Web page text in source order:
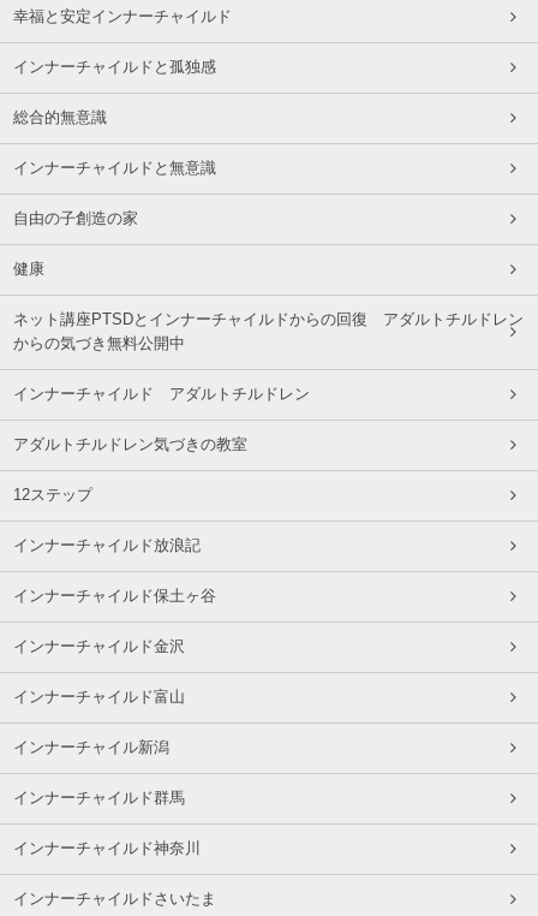
幸福と安定インナーチャイルド
インナーチャイルドと孤独感
総合的無意識
インナーチャイルドと無意識
自由の子創造の家
健康
ネット講座PTSDとインナーチャイルドからの回復 アダルトチルドレン
からの気づき無料公開中
インナーチャイルド アダルトチルドレン
アダルトチルドレン気づきの教室
12ステップ
インナーチャイルド放浪記
インナーチャイルド保土ヶ谷
インナーチャイルド金沢
インナーチャイルド富山
インナーチャイル新潟
インナーチャイルド群馬
インナーチャイルド神奈川
インナーチャイルドさいたま